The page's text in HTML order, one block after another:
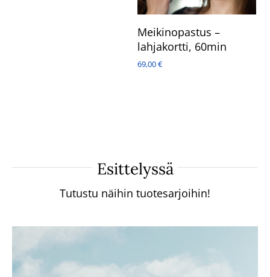
Meikinopastus –
lahjakortti, 60min
69,00€
Esittelyssä
Tutustu näihin tuotesarjoihin!